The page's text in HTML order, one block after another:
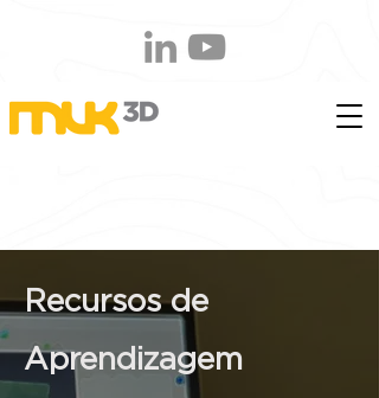
Recursos de
Aprendizagem